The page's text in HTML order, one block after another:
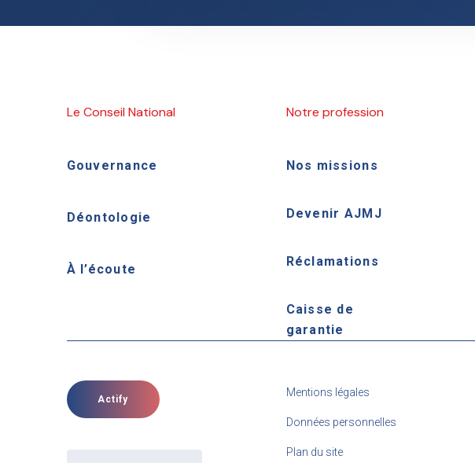
Le Conseil National
Gouvernance
Déontologie
À l’écoute
Notre profession
Nos missions
Devenir AJMJ
Réclamations
Caisse de
garantie
Actify
Mentions légales
Données personnelles
Plan du site